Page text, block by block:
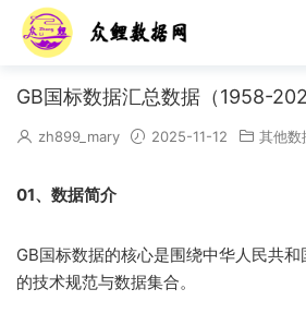
GB国标数据汇总数据（1958-
zh899_mary 2025-11-12 其他数
01、数据简介
GB国标数据的核心是围绕中华人民共
的技术规范与数据集合。